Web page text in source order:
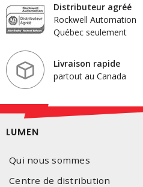
Distributeur agréé
Rockwell Automation
Québec seulement
Livraison rapide
partout au Canada
LUMEN
Qui nous sommes
Centre de distribution